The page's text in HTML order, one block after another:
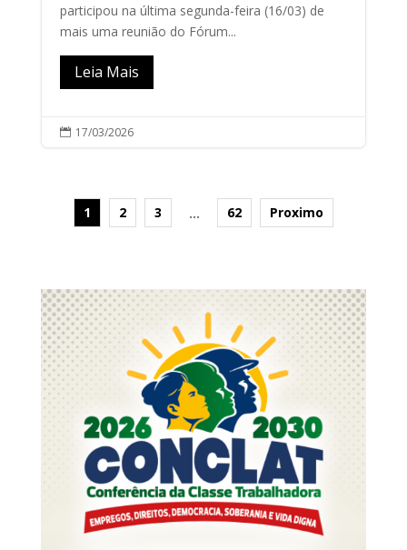
participou na última segunda-feira (16/03) de
mais uma reunião do Fórum...
Leia Mais
 17/03/2026
1 2 3 … 62 Proximo